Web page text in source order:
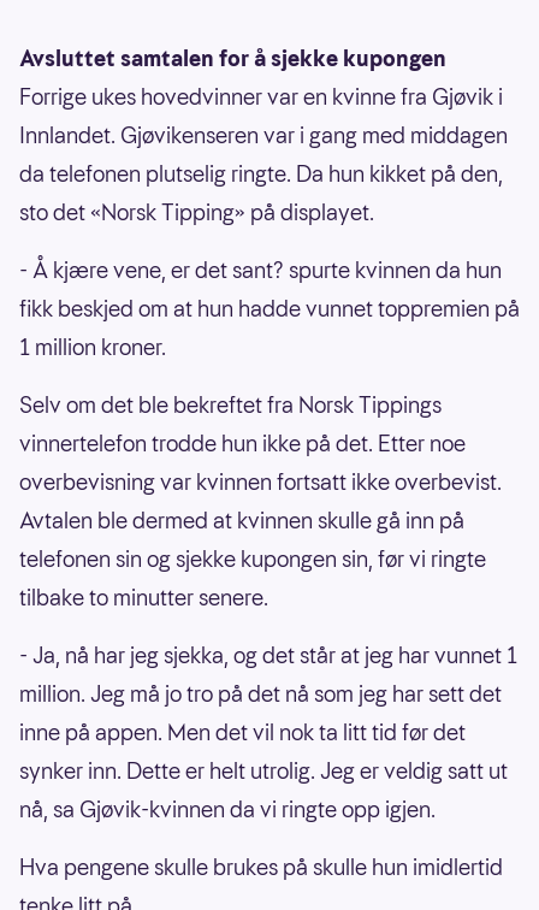
Avsluttet samtalen for å sjekke kupongen
Forrige ukes hovedvinner var en kvinne fra Gjøvik i
Innlandet. Gjøvikenseren var i gang med middagen
da telefonen plutselig ringte. Da hun kikket på den,
sto det «Norsk Tipping» på displayet.
- Å kjære vene, er det sant? spurte kvinnen da hun
fikk beskjed om at hun hadde vunnet toppremien på
1 million kroner.
Selv om det ble bekreftet fra Norsk Tippings
vinnertelefon trodde hun ikke på det. Etter noe
overbevisning var kvinnen fortsatt ikke overbevist.
Avtalen ble dermed at kvinnen skulle gå inn på
telefonen sin og sjekke kupongen sin, før vi ringte
tilbake to minutter senere.
- Ja, nå har jeg sjekka, og det står at jeg har vunnet 1
million. Jeg må jo tro på det nå som jeg har sett det
inne på appen. Men det vil nok ta litt tid før det
synker inn. Dette er helt utrolig. Jeg er veldig satt ut
nå, sa Gjøvik-kvinnen da vi ringte opp igjen.
Hva pengene skulle brukes på skulle hun imidlertid